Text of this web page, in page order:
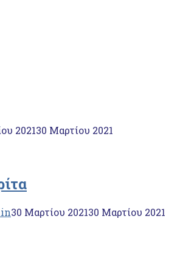
202130 Μαρτίου 2021
30 Μαρτίου 202130 Μαρτίου 2021